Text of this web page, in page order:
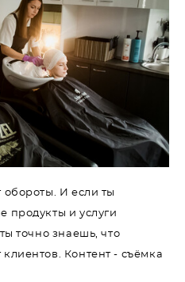
И если ты
продукты и услуги
точно знаешь, что
Контент - съёмка